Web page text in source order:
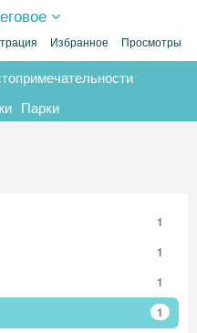
Избранное Просмотры
Парки
1
1
1
1